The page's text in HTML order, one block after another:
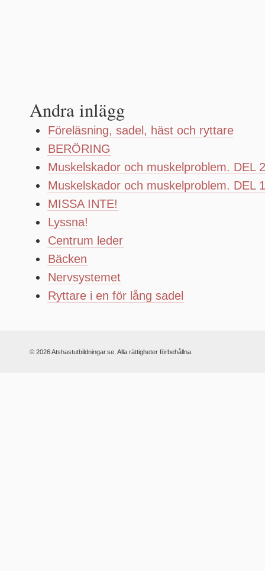
Andra inlägg
Föreläsning, sadel, häst och ryttare
BERÖRING
Muskelskador och muskelproblem. DEL 2
Muskelskador och muskelproblem. DEL 1
MISSA INTE!
Lyssna!
Centrum leder
Bäcken
Nervsystemet
Ryttare i en för lång sadel
© 2026 Atshastutbildningar.se. Alla rättigheter förbehållna.